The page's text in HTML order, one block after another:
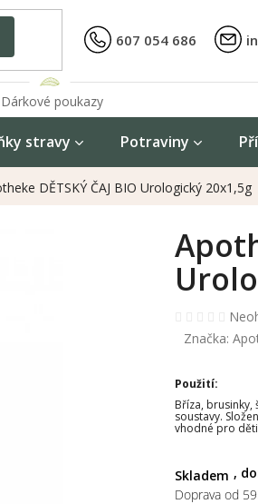
607 054 686
Dárkové poukazy
stravy Potraviny
DĚTSKÝ ČAJ BIO Urologický 20x1,5g
Skladem
Použití:
Bříza,
soustavy.
vhodné pro
z
5
Značka:
Doprava od